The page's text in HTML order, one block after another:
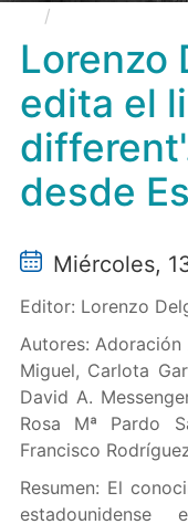
different'.
Lorenzo
edita el
desde
Miércoles,
Editor: Lorenzo
Autores: Adoración
Miguel, Carlota
David A.
Rosa Mª Pardo
Francisco
Resumen: El